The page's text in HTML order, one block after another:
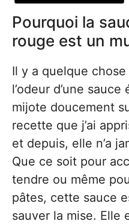
Pourquoi la
rouge est un
Il y a quelque
l’odeur d’une
mijote doucement
recette que j’ai
et depuis, elle n’a
Que ce soit pour
tendre ou même
pâtes, cette sauce
sauver la mise. Elle